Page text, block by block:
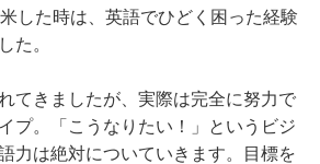
した時は、英語でひどく困った経験
た。
てきましたが、実際は完全に努力で
プ。「こうなりたい！」というビジ
力は絶対についていきます。目標を